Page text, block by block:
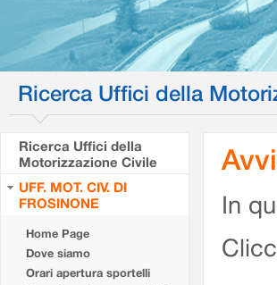
Ricerca Uffici della
Ricerca Uffici della
Motorizzazione Civile
UFF. MOT. CIV. DI
FROSINONE
Home Page
Dove siamo
Orari apertura sportelli
In